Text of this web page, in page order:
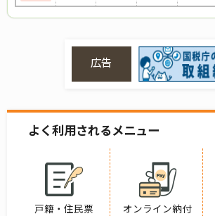
広告
よく利用されるメニュー
戸籍・住民票 オンライン納付